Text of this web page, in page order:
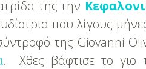
της την
που λίγους
της Giovanni
. Χθες βάφτισε το γιο